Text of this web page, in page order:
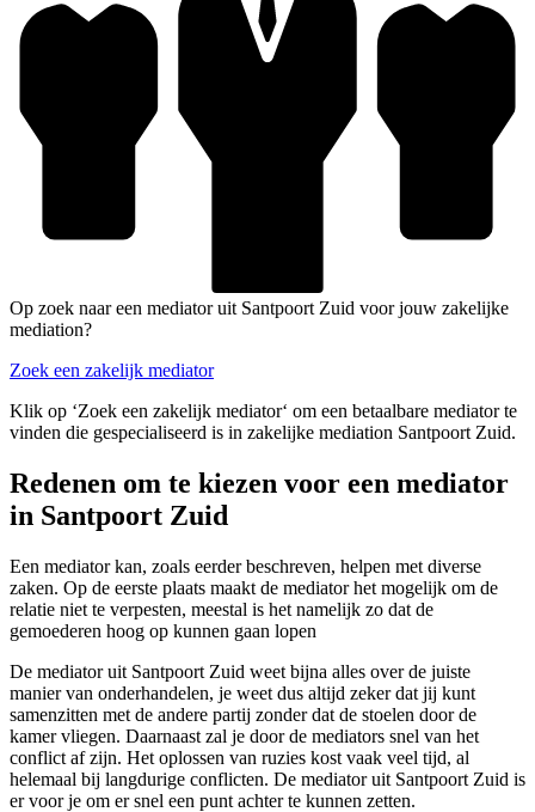
Op zoek naar een mediator uit Santpoort Zuid voor jouw zakelijke
mediation?
Zoek een zakelijk mediator
Klik op ‘Zoek een zakelijk mediator‘ om een betaalbare mediator te
vinden die gespecialiseerd is in zakelijke mediation Santpoort Zuid.
Redenen om te kiezen voor een mediator
in Santpoort Zuid
Een mediator kan, zoals eerder beschreven, helpen met diverse
zaken. Op de eerste plaats maakt de mediator het mogelijk om de
relatie niet te verpesten, meestal is het namelijk zo dat de
gemoederen hoog op kunnen gaan lopen
De mediator uit Santpoort Zuid weet bijna alles over de juiste
manier van onderhandelen, je weet dus altijd zeker dat jij kunt
samenzitten met de andere partij zonder dat de stoelen door de
kamer vliegen. Daarnaast zal je door de mediators snel van het
conflict af zijn. Het oplossen van ruzies kost vaak veel tijd, al
helemaal bij langdurige conflicten. De mediator uit Santpoort Zuid is
er voor je om er snel een punt achter te kunnen zetten.